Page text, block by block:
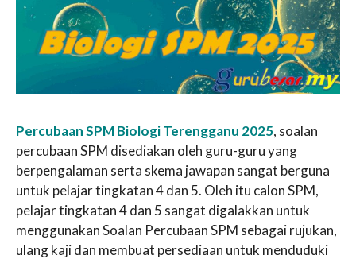
Percubaan SPM Biologi Terengganu 2025, soalan
percubaan SPM disediakan oleh guru-guru yang
berpengalaman serta skema jawapan sangat berguna
untuk pelajar tingkatan 4 dan 5. Oleh itu calon SPM,
pelajar tingkatan 4 dan 5 sangat digalakkan untuk
menggunakan Soalan Percubaan SPM sebagai rujukan,
ulang kaji dan membuat persediaan untuk menduduki